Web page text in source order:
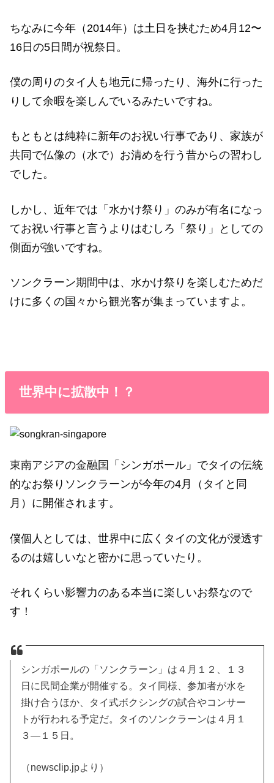
ちなみに今年（2014年）は土日を挟むため4月12〜
16日の5日間が祝祭日。
僕の周りのタイ人も地元に帰ったり、海外に行った
りして余暇を楽しんでいるみたいですね。
もともとは純粋に新年のお祝い行事であり、家族が
共同で仏像の（水で）お清めを行う昔からの習わし
でした。
しかし、近年では「水かけ祭り」のみが有名になっ
てお祝い行事と言うよりはむしろ「祭り」としての
側面が強いですね。
ソンクラーン期間中は、水かけ祭りを楽しむためだ
けに多くの国々から観光客が集まっていますよ。
世界中に拡散中！？
東南アジアの金融国「シンガポール」でタイの伝統
的なお祭りソンクラーンが今年の4月（タイと同
月）に開催されます。
僕個人としては、世界中に広くタイの文化が浸透す
るのは嬉しいなと密かに思っていたり。
それくらい影響力のある本当に楽しいお祭なので
す！
シンガポールの「ソンクラーン」は４月１２、１３
日に民間企業が開催する。タイ同様、参加者が水を
掛け合うほか、タイ式ボクシングの試合やコンサー
トが行われる予定だ。タイのソンクラーンは４月１
３―１５日。
（newsclip.jpより）